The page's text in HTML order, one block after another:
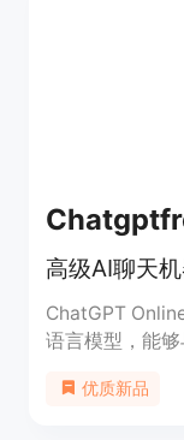
高级AI聊天
ChatGPT
语言模型，能
靠的对话伙伴。
优质新品